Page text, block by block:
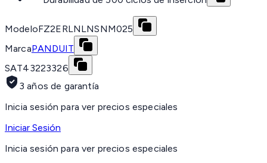
ModeloFZ2ERLNLNSNM025
MarcaPANDUIT
SAT43223326
3 años de garantía
Inicia sesión para ver precios especiales
Iniciar Sesión
Inicia sesión para ver precios especiales